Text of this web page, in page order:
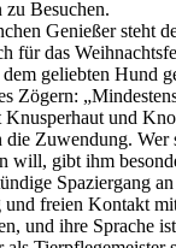
zu Besuchen.
Genießer steht
für das
geliebten Hund
Zögern:
und
die Zuwendung. Wer
will, gibt ihm
Spaziergang
freien Kontakt
und ihre Sprache